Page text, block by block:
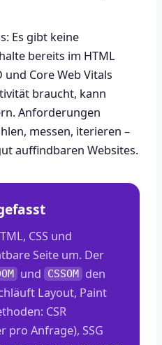
Es gibt keine
bereits im HTML
und Core Web Vitals
braucht, kann
Anforderungen
messen, iterieren –
auffindbaren Websites.
CSS und
Seite um. Der
und CSSOM
den
Layout, Paint
CSR
pro Anfrage), SSG